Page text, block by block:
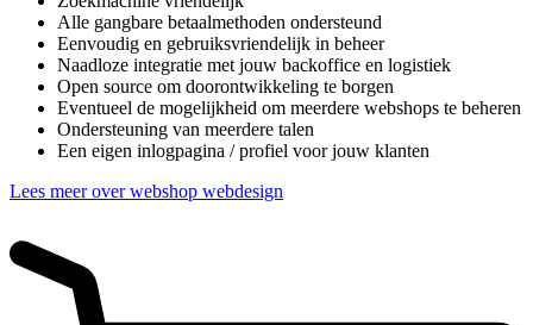
Alle gangbare betaalmethoden ondersteund
Eenvoudig en gebruiksvriendelijk in beheer
Naadloze integratie met jouw backoffice en logistiek
Open source om doorontwikkeling te borgen
Eventueel de mogelijkheid om meerdere webshops te beheren
Ondersteuning van meerdere talen
Een eigen inlogpagina / profiel voor jouw klanten
Lees meer over webshop webdesign